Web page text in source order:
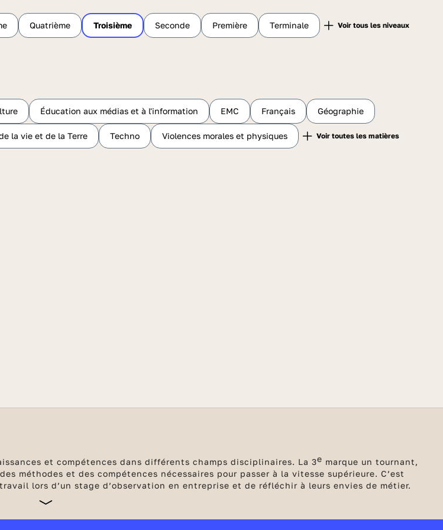
Quatrième Troisième Seconde Première Terminale
Éducation aux médias et à l'information EMC Français Géographie
la vie et de la Terre Techno Violences morales et physiques
et compétences dans différents champs disciplinaires. La 3e marque un tournant,
méthodes et des compétences nécessaires pour passer à la vitesse supérieure. C’est
lors d’un stage d’observation en entreprise et de réfléchir à leurs envies de métier.